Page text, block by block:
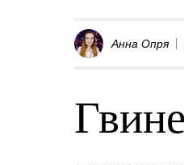
Анна Опря